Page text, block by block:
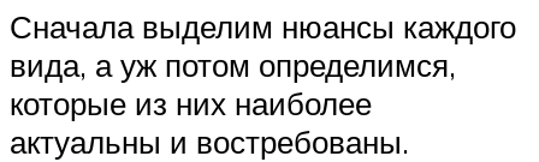
Сначала выделим нюансы каждого
вида, а уж потом определимся,
которые из них наиболее
актуальны и востребованы.